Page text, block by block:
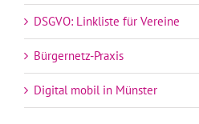
DSGVO: Linkliste für Vereine
Bürgernetz-Praxis
Digital mobil in Münster